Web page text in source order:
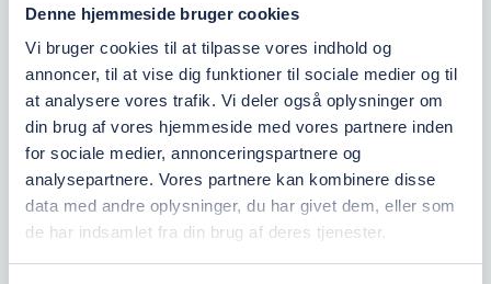
Denne hjemmeside bruger cookies
Vi bruger cookies til at tilpasse vores indhold og
annoncer, til at vise dig funktioner til sociale medier og til
at analysere vores trafik. Vi deler også oplysninger om
din brug af vores hjemmeside med vores partnere inden
for sociale medier, annonceringspartnere og
analysepartnere. Vores partnere kan kombinere disse
data med andre oplysninger, du har givet dem, eller som
de har indsamlet fra din brug af deres tjenester.
Varenr.:
På lager: 10+
46,25 DKKinkl. moms
Læg i kurv